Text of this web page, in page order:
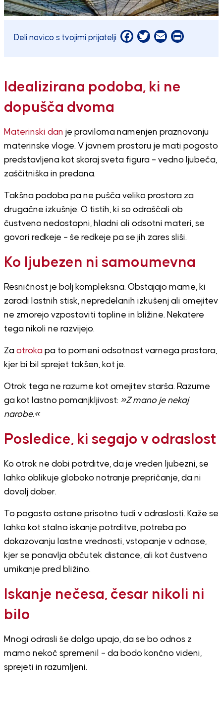
Deli novico s tvojimi prijatelji Facebook
Twitter
EmailPrint
Idealizirana podoba, ki ne
dopušča dvoma
Materinski dan je praviloma namenjen praznovanju
materinske vloge. V javnem prostoru je mati pogosto
predstavljena kot skoraj sveta figura – vedno ljubeča,
zaščitniška in predana.
Takšna podoba pa ne pušča veliko prostora za
drugačne izkušnje. O tistih, ki so odraščali ob
čustveno nedostopni, hladni ali odsotni materi, se
govori redkeje – še redkeje pa se jih zares sliši.
Ko ljubezen ni samoumevna
Resničnost je bolj kompleksna. Obstajajo mame, ki
zaradi lastnih stisk, nepredelanih izkušenj ali omejitev
ne zmorejo vzpostaviti topline in bližine. Nekatere
tega nikoli ne razvijejo.
Za otrokapa to pomeni odsotnost varnega prostora,
kjer bi bil sprejet takšen, kot je.
Otrok tega ne razume kot omejitev starša. Razume
ga kot lastno pomanjkljivost: »Z mano je nekaj
narobe.«
Posledice, ki segajo v odraslost
Ko otrok ne dobi potrditve, da je vreden ljubezni, se
lahko oblikuje globoko notranje prepričanje, da ni
dovolj dober.
To pogosto ostane prisotno tudi v odraslosti. Kaže se
lahko kot stalno iskanje potrditve, potreba po
dokazovanju lastne vrednosti, vstopanje v odnose,
kjer se ponavlja občutek distance, ali kot čustveno
umikanje pred bližino.
Iskanje nečesa, česar nikoli ni
bilo
Mnogi odrasli še dolgo upajo, da se bo odnos z
mamo nekoč spremenil – da bodo končno videni,
sprejeti in razumljeni.